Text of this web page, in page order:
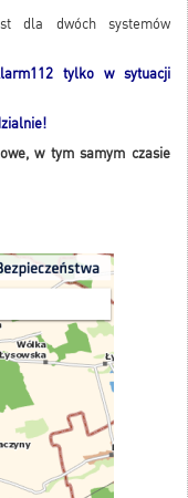
dla dwóch systemów
tylko w sytuacji
w tym samym czasie